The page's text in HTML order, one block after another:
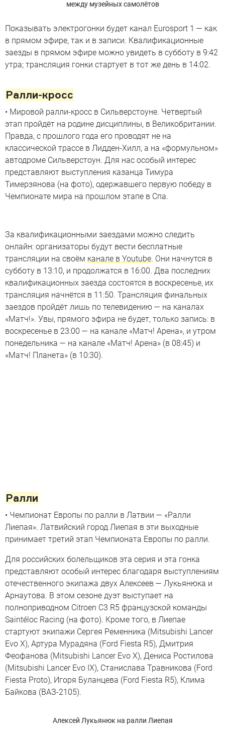
между музейных самолётов
Показывать электрогонки будет канал Eurosport 1 — как
в прямом эфире, так и в записи. Квалификационные
заезды в прямом эфире можно увидеть в субботу в 9:42
утра; трансляция гонки стартует в тот же день в 14:02.
Ралли-кросс
• Мировой ралли-кросс в Сильверстоуне. Четвертый
этап пройдёт на родине дисциплины, в Великобритании.
Правда, с прошлого года его проводят не на
классической трассе в Лидден-Хилл, а на «формульном»
автодроме Сильверстоун. Для нас особый интерес
представляют выступления казанца Тимура
Тимерзянова (на фото), одержавшего первую победу в
Чемпионате мира на прошлом этапе в Спа.
За квалификационными заездами можно следить
онлайн: организаторы будут вести бесплатные
трансляции на своём канале в Youtube. Они начнутся в
субботу в 13:10, и продолжатся в 16:00. Два последних
квалификационных заезда состоятся в воскресенье, их
трансляция начнётся в 11:50. Трансляция финальных
заездов пройдёт лишь по телевидению — на каналах
«Матч!». Увы, прямого эфира не будет, только запись: в
воскресенье в 23:00 — на канале «Матч! Арена», и утром
понедельника — на канале «Матч! Арена» (в 08:45) и
«Матч! Планета» (в 10:30).
Ралли
• Чемпионат Европы по ралли в Латвии — «Ралли
Лиепая». Латвийский город Лиепая в эти выходные
принимает третий этап Чемпионата Европы по ралли.
Для российских болельщиков эта серия и эта гонка
представляют особый интерес благодаря выступлениям
отечественного экипажа двух Алексеев — Лукьянюка и
Арнаутова. В этом сезоне дуэт выступает на
полноприводном Citroen C3 R5 французской команды
Saintéloc Racing (на фото). Кроме того, в Лиепае
стартуют экипажи Сергея Ременника (Mitsubishi Lancer
Evo X), Артура Мурадяна (Ford Fiesta R5), Дмитрия
Феофанова (Mitsubishi Lancer Evo X), Дениса Ростилова
(Mitsubishi Lancer Evo IX), Станислава Травникова (Ford
Fiesta Proto), Игоря Буланцева (Ford Fiesta R5), Клима
Байкова (ВАЗ-2105).
Алексей Лукьянюк на ралли Лиепая